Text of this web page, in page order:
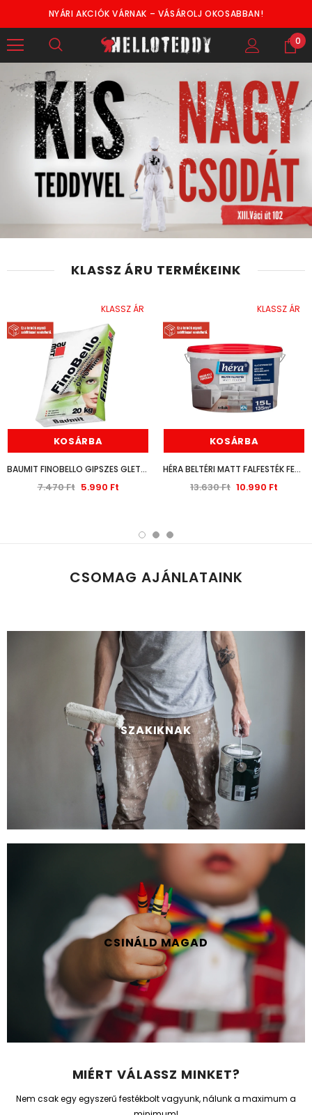
NYÁRI AKCIÓK VÁRNAK – VÁSÁROLJ OKOSABBAN!
0
KLASSZ ÁRU TERMÉKEINK
KLASSZ ÁR
KOSÁRBA
BAUMIT FINOBELLO GIPSZES GLETTANYAG 0-10MM 20KG
7.470 Ft 5.990 Ft
KLASSZ ÁR
KOSÁRBA
HÉRA BELTÉRI MATT FALFESTÉK FEHÉR 15L
13.630 Ft 10.990 Ft
CSOMAG AJÁNLATAINK
SZAKIKNAK
CSINÁLD MAGAD
MIÉRT VÁLASSZ MINKET?
Nem csak egy egyszerű festékbolt vagyunk, nálunk a maximum a